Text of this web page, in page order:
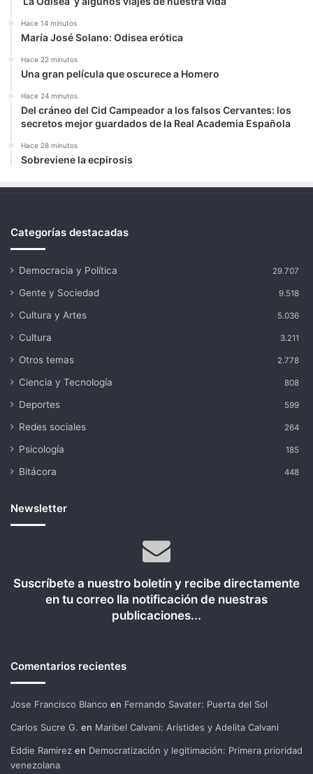
Hace 14 minutos
María José Solano: Odisea erótica
Hace 22 minutos
Una gran película que oscurece a Homero
Hace 24 minutos
Del cráneo del Cid Campeador a los falsos Cervantes: los
secretos mejor guardados de la Real Academia Española
Hace 28 minutos
Sobreviene la ecpirosis
Categorías destacadas
Democracia y Política 29.707
Gente y Sociedad 9.518
Cultura y Artes 5.036
Cultura 3.211
Otros temas 2.778
Ciencia y Tecnología 808
Deportes 599
Redes sociales 264
Psicología 185
Bitácora 448
Newsletter
Suscríbete a nuestro boletín y recibe directamente
en tu correo lla notificación de nuestras
publicaciones...
Comentarios recientes
Jose Francisco Blanco en Fernando Savater: Puerta del Sol
Carlos Sucre G. en Maribel Calvani: Arístides y Adelita Calvani
Eddie Ramirez en Democratización y legitimación: Primera prioridad
venezolana